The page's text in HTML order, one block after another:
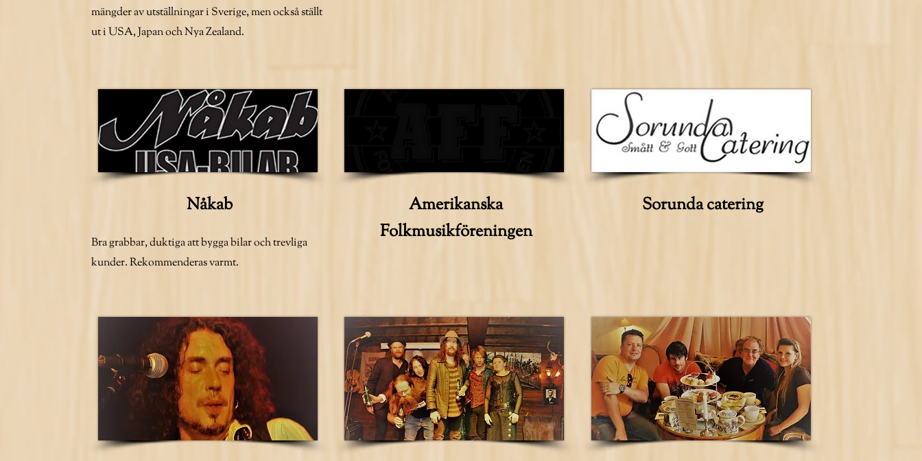
mängder av utställningar i Sverige, men också ställt
ut i USA, Japan och Nya Zealand.
Nåkab
Bra grabbar, duktiga att bygga bilar och trevliga
kunder. Rekommenderas varmt.
Amerikanska
Folkmusikföreningen
Sorunda catering